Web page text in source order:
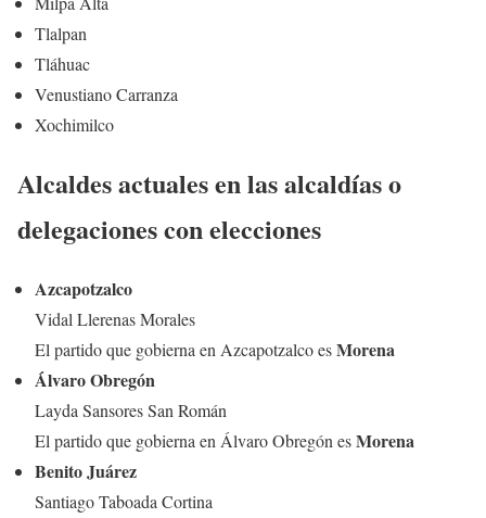
Tlalpan
Tláhuac
Venustiano Carranza
Xochimilco
Alcaldes actuales en las alcaldías o
delegaciones con elecciones
Azcapotzalco
Vidal Llerenas Morales
El partido que gobierna en Azcapotzalco esMorena
Álvaro Obregón
Layda Sansores San Román
El partido que gobierna en Álvaro Obregón esMorena
Benito Juárez
Santiago Taboada Cortina